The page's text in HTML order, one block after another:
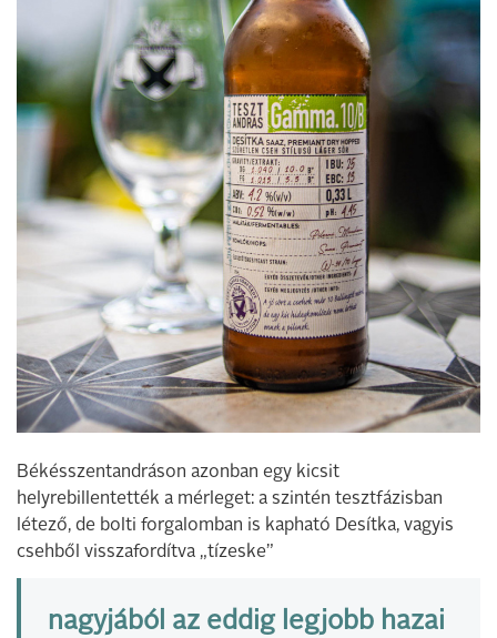
Békésszentandráson azonban egy kicsit
helyrebillentették a mérleget: a szintén tesztfázisban
létező, de bolti forgalomban is kapható Desítka, vagyis
csehből visszafordítva „tízeske”
nagyjából az eddig legjobb hazai